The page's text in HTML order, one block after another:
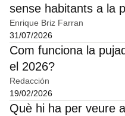
sense habitants a la
Enrique Briz Farran
31/07/2026
Com funciona la
el 2026?
Redacción
19/02/2026
Què hi ha per veure